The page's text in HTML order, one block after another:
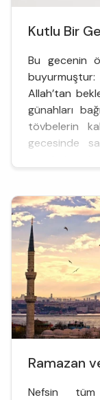
Kutlu Bir
Bu gecenin
Allah’tan
günahları
tövbelerin
gecesinde
Ramazan
Nefsin tüm